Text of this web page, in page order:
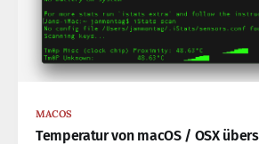
MACOS
Temperatur von macOS / OSX